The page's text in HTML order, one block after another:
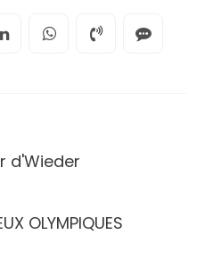
d'Wieder
OLYMPIQUES